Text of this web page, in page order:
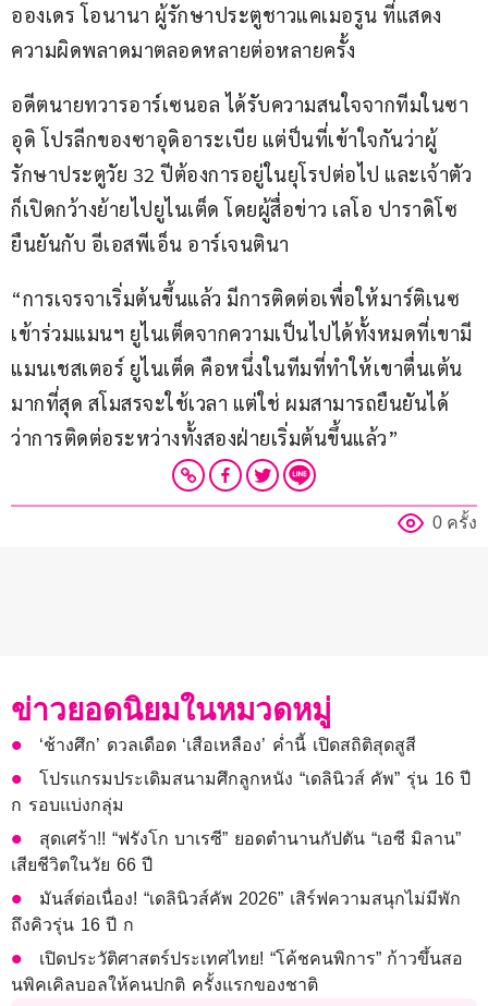
อองเดร โอนานา ผู้รักษาประตูชาวแคเมอรูน ที่แสดง
ความผิดพลาดมาตลอดหลายต่อหลายครั้ง
อดีตนายทวารอาร์เซนอล ได้รับความสนใจจากทีมในซา
อุดิ โปรลีกของซาอุดิอาระเบีย แต่ป็นที่เข้าใจกันว่าผู้
รักษาประตูวัย 32 ปีต้องการอยู่ในยุโรปต่อไป และเจ้าตัว
ก็เปิดกว้างย้ายไปยูไนเต็ด โดยผู้สื่อข่าว เลโอ ปาราดิโซ
ยืนยันกับ อีเอสพีเอ็น อาร์เจนตินา
“การเจรจาเริ่มต้นขึ้นแล้ว มีการติดต่อเพื่อให้มาร์ติเนซ
เข้าร่วมแมนฯ ยูไนเต็ดจากความเป็นไปได้ทั้งหมดที่เขามี
แมนเชสเตอร์ ยูไนเต็ด คือหนึ่งในทีมที่ทำให้เขาตื่นเต้น
มากที่สุด สโมสรจะใช้เวลา แต่ใช่ ผมสามารถยืนยันได้
ว่าการติดต่อระหว่างทั้งสองฝ่ายเริ่มต้นขึ้นแล้ว”
0 ครั้ง
ข่าวยอดนิยมในหมวดหมู่
‘ช้างศึก’ ดวลเดือด ‘เสือเหลือง’ ค่ำนี้ เปิดสถิติสุดสูสี
โปรแกรมประเดิมสนามศึกลูกหนัง “เดลินิวส์ คัพ” รุ่น 16 ปี
ก รอบแบ่งกลุ่ม
สุดเศร้า!! “ฟรังโก บาเรซี” ยอดตำนานกัปตัน “เอซี มิลาน”
เสียชีวิตในวัย 66 ปี
มันส์ต่อเนื่อง! “เดลินิวส์คัพ 2026” เสิร์ฟความสนุกไม่มีพัก
ถึงคิวรุ่น 16 ปี ก
เปิดประวัติศาสตร์ประเทศไทย! “โค้ชคนพิการ” ก้าวขึ้นสอ
นพิคเคิลบอลให้คนปกติ ครั้งแรกของชาติ